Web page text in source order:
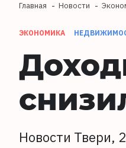
Главная Новости
ЭКОНОМИКА
Новости Твери,